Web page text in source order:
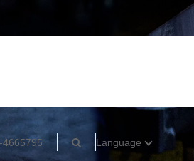
4665795 Language